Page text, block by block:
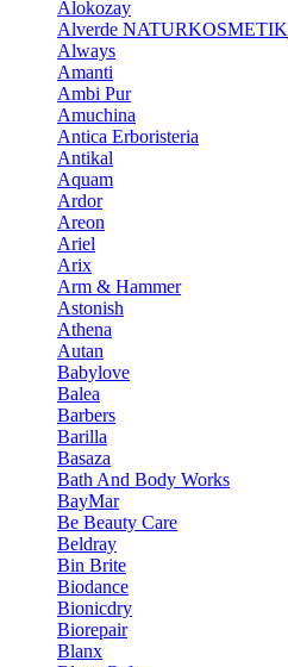
Alokozay
Alverde NATURKOSMETIK
Always
Amanti
Ambi Pur
Amuchina
Antica Erboristeria
Antikal
Aquam
Ardor
Areon
Ariel
Arix
Arm & Hammer
Astonish
Athena
Autan
Babylove
Balea
Barbers
Barilla
Basaza
Bath And Body Works
BayMar
Be Beauty Care
Beldray
Bin Brite
Biodance
Bionicdry
Biorepair
Blanx